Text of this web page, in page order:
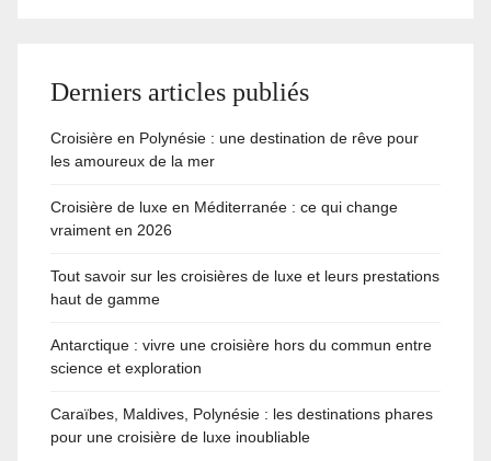
Derniers articles publiés
Croisière en Polynésie : une destination de rêve pour
les amoureux de la mer
Croisière de luxe en Méditerranée : ce qui change
vraiment en 2026
Tout savoir sur les croisières de luxe et leurs prestations
haut de gamme
Antarctique : vivre une croisière hors du commun entre
science et exploration
Caraïbes, Maldives, Polynésie : les destinations phares
pour une croisière de luxe inoubliable